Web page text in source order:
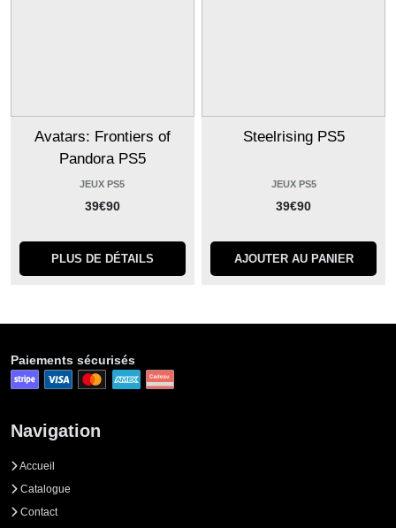
Avatars: Frontiers of
Pandora PS5
JEUX PS5
39€90
PLUS DE DÉTAILS
Steelrising PS5
JEUX PS5
39€90
AJOUTER AU PANIER
Paiements sécurisés
Navigation
Accueil
Catalogue
Contact